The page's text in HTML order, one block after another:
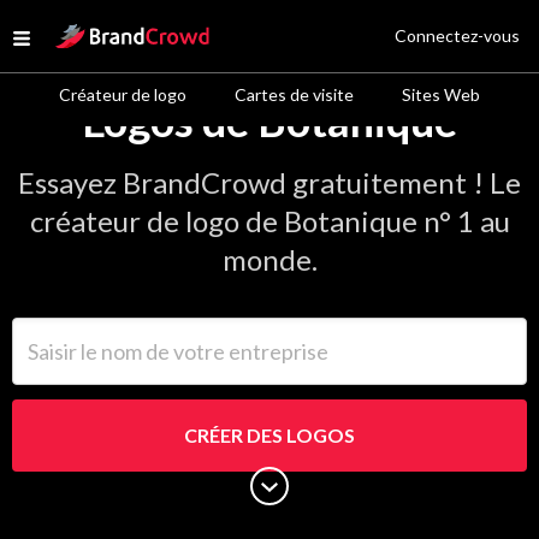
Open menu
Site Logo
Créateur de logo Cartes de visite Sites Web
Connectez-vous
Logos de Botanique
Essayez BrandCrowd gratuitement ! Le
créateur de logo de Botanique n° 1 au
monde.
CRÉER DES LOGOS